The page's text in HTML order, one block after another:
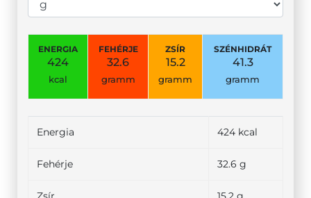
ENERGIA
424
kcal
FEHÉRJE
32.6
gramm
ZSÍR
15.2
gramm
SZÉNHIDRÁT
41.3
gramm
Energia 424 kcal
Fehérje 32.6 g